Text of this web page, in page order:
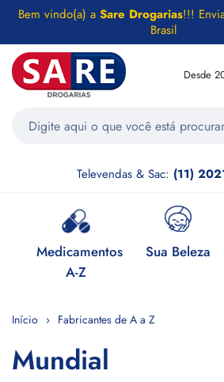
Bem vindo(a) a Sare Drogarias!!!
Brasil
Desde
Televendas & Sac: (11)
Medicamentos
A-Z
Sua Beleza
Início Fabricantes de A a Z
Mundial